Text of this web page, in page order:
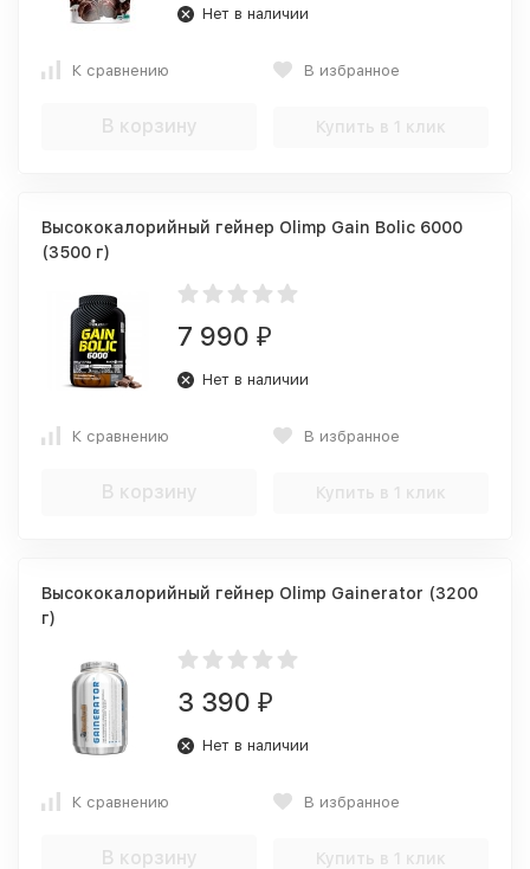
Нет в наличии
К сравнению В избранное
В корзину Купить в 1 клик
Высококалорийный гейнер Olimp Gain Bolic 6000
(3500 г)
7 990 ₽
Нет в наличии
К сравнению В избранное
В корзину Купить в 1 клик
Высококалорийный гейнер Olimp Gainerator (3200
г)
3 390 ₽
Нет в наличии
К сравнению В избранное
В корзину Купить в 1 клик